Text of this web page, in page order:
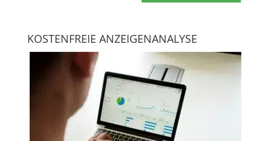
KOSTENFREIE ANZEIGENANALYSE